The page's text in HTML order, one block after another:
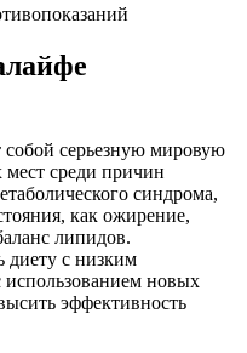
собой серьезную мировую
мест среди причин
синдрома,
как ожирение,
липидов.
диету с низким
использованием новых
эффективность